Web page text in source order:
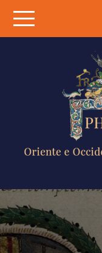
content